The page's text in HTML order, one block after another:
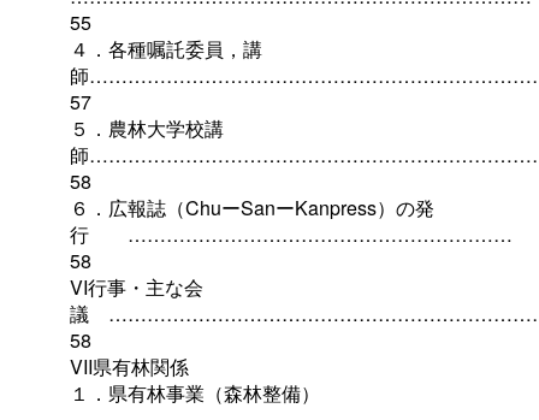
55
４．各種嘱託委員，講
師
57
５．農林大学校講
師
58
６．広報誌（ChuーSanーKanpress）の発
行 ……………………………………………………
58
VI行事・主な会
議
58
VII県有林関係
１．県有林事業（森林整備）